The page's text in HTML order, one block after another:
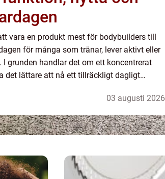
vara en produkt mest för bodybuilders till
för många som tränar, lever aktivt eller
grunden handlar det om ett koncentrerat
det lättare att nå ett tillräckligt dagligt
03 augusti 2026